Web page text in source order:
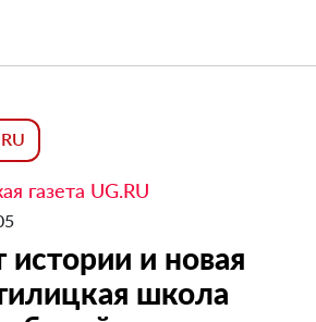
газета UG.RU
истории и новая
школа